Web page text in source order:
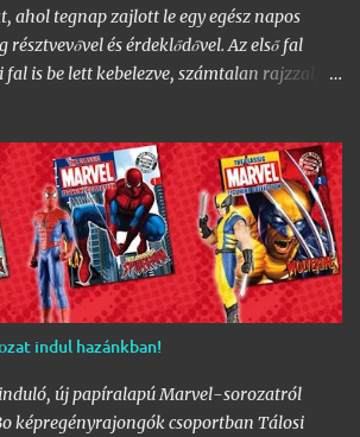
ahol tegnap zajlott le egy egész napos
és érdeklődővel. Az első fal
is be lett kebelezve, számtalan rajzzal, és
indul hazánkban!
új papíralapú Marvel-sorozatról
képregényrajongók csoportban Tálosi